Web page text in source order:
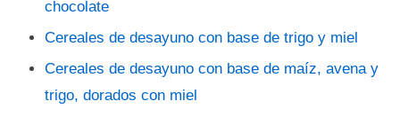
chocolate
Cereales de desayuno con base de trigo y miel
Cereales de desayuno con base de maíz, avena y
trigo, dorados con miel